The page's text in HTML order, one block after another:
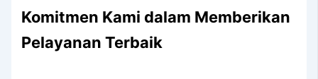
Komitmen Kami dalam Memberikan
Pelayanan Terbaik